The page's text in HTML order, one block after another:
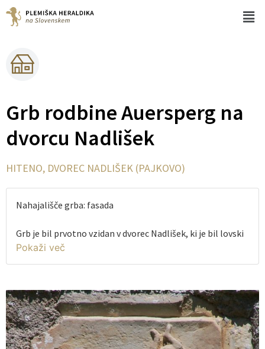
Grb rodbine Auersperg na
dvorcu Nadlišek
HITENO, DVOREC NADLIŠEK (PAJKOVO)
Nahajališče grba: fasada
Grb je bil prvotno vzidan v dvorec Nadlišek, ki je bil lovski
dvorec grofov Auersperg s Turjaka in so ga med drugo
svetovno vojno požgali Italijani. Danes je grb vzidan na